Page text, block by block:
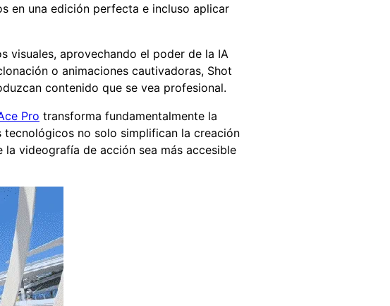
en una edición perfecta e incluso aplicar
visuales, aprovechando el poder de la IA
o animaciones cautivadoras, Shot
contenido que se vea profesional.
Pro transforma fundamentalmente la
tecnológicos no solo simplifican la creación
videografía de acción sea más accesible